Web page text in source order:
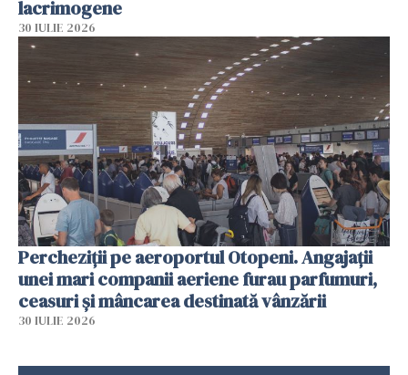
lacrimogene
30 IULIE 2026
Percheziții pe aeroportul Otopeni. Angajații
unei mari companii aeriene furau parfumuri,
ceasuri și mâncarea destinată vânzării
30 IULIE 2026